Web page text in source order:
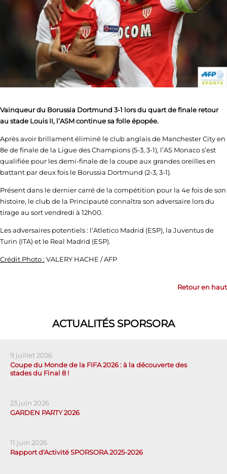
Vainqueur du Borussia Dortmund 3-1 lors du quart de finale retour
au stade Louis II, l’ASM continue sa folle épopée.
Après avoir brillament éliminé le club anglais de Manchester City en
8e de finale de la Ligue des Champions (5-3, 3-1), l’AS Monaco s’est
qualifiée pour les demi-finale de la coupe aux grandes oreilles en
battant par deux fois le Borussia Dortmund (2-3, 3-1).
Présent dans le dernier carré de la compétition pour la 4e fois de son
histoire, le club de la Principauté connaîtra son adversaire lors du
tirage au sort vendredi à 12h00.
Les adversaires potentiels : l’Atletico Madrid (ESP), la Juventus de
Turin (ITA) et le Real Madrid (ESP).
Crédit Photo : VALERY HACHE / AFP
Retour en haut
ACTUALITÉS SPORSORA
9 juillet 2026
Coupe du Monde de la FIFA 2026 : à la découverte des
stades du Final 8 !
23 juin 2026
GARDEN PARTY 2026
11 juin 2026
Rapport d'Activité SPORSORA 2025-2026